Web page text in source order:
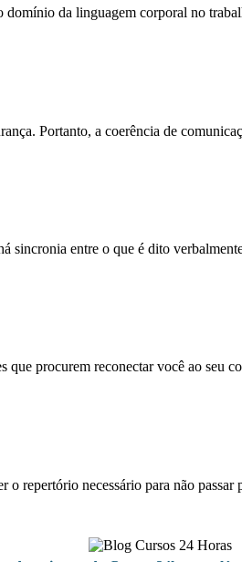
da linguagem corporal no
Portanto, a coerência de
sincronia entre o que é dito
procurem reconectar você ao seu
repertório necessário para não